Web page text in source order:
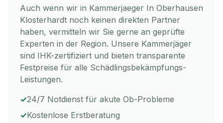
Auch wenn wir in Kammerjaeger In Oberhausen
Klosterhardt noch keinen direkten Partner
haben, vermitteln wir Sie gerne an geprüfte
Experten in der Region. Unsere Kammerjäger
sind IHK-zertifiziert und bieten transparente
Festpreise für alle Schädlingsbekämpfungs-
Leistungen.
✓24/7 Notdienst für akute Ob-Probleme
✓Kostenlose Erstberatung